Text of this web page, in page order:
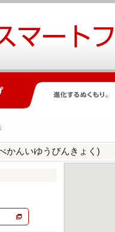
かんいゆうびんきょく)